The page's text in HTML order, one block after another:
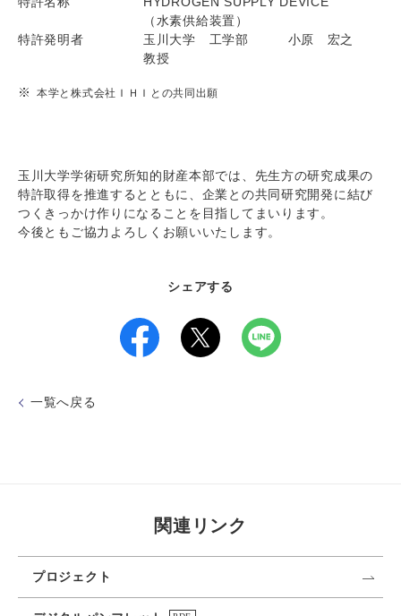
（水素供給装置）
特許発明者
玉川大学 工学部 小原 宏之
教授
本学と株式会社ＩＨＩとの共同出願
玉川大学学術研究所知的財産本部では、先生方の研究成果の
特許取得を推進するとともに、企業との共同研究開発に結び
つくきっかけ作りになることを目指してまいります。
今後ともご協力よろしくお願いいたします。
シェアする
一覧へ戻る
関連リンク
プロジェクト